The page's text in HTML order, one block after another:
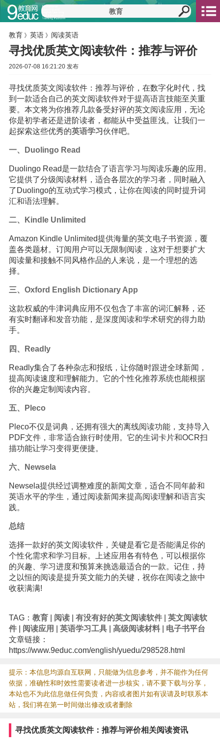
教育 》 英语》 阅读英语
寻找优质英文阅读软件：推荐与评价
2026-07-08 16:21:20 发布
寻找优质英文阅读软件：推荐与评价，在数字化时代，找
到一款适合自己的英文阅读软件对于提高语言技能至关重
要。本文将为你推荐几款备受好评的英文阅读应用，无论
你是初学者还是进阶读者，都能从中受益匪浅。让我们一
起探索这些优秀的英语学习伙伴吧。
一、Duolingo Read
Duolingo Read是一款结合了语言学习与阅读乐趣的应用。
它提供了分级阅读材料，适合各层次的学习者，同时融入
了Duolingo的互动式学习模式，让你在阅读的同时提升词
汇和语法理解。
二、Kindle Unlimited
Amazon Kindle Unlimited提供海量的英文电子书资源，覆
盖各类题材。订阅用户可以无限制阅读，这对于想要扩大
阅读量和接触不同风格作品的人来说，是一个理想的选
择。
三、Oxford English Dictionary App
这款权威的牛津词典应用不仅包含了丰富的词汇解释，还
有实时翻译和发音功能，是深度阅读和学术研究的得力助
手。
四、Readly
Readly集合了各种杂志和报纸，让你随时跟进全球新闻，
提高阅读速度和理解能力。它的个性化推荐系统也能根据
你的兴趣定制阅读内容。
五、Pleco
Pleco不仅是词典，还拥有强大的离线阅读功能，支持导入
PDF文件，非常适合旅行时使用。它的生词卡片和OCR扫
描功能让学习变得更便捷。
六、Newsela
Newsela提供经过调整难度的新闻文章，适合不同年龄和
英语水平的学生，通过阅读新闻来提高阅读理解和语言实
践。
总结
选择一款好的英文阅读软件，关键是看它是否能满足你的
个性化需求和学习目标。上述应用各有特色，可以根据你
的兴趣、学习进度和预算来挑选最适合的一款。记住，持
之以恒的阅读是提升英文能力的关键，祝你在阅读之旅中
收获满满!
TAG： 教育| 阅读| 有没有好的英文阅读软件| 英文阅读软
件| 阅读应用 英语学习工具| 高级阅读材料| 电子书平台
文章链接：
https://www.9educ.com/english/yuedu/298528.html
提示：本信息均源自互联网，只能做为信息参考，并不能作为任何
依据，准确性和时效性需要读者进一步核实，请不要下载与分享，
本站也不为此信息做任何负责，内容或者图片如有误请及时联系本
站，我们将在第一时间做出修改或者删除
寻找优质英文阅读软件：推荐与评价相关阅读资讯